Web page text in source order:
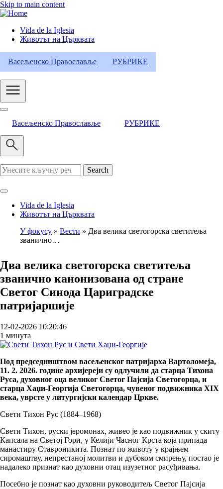
Skip to main content
Header
Category
Menu
Vida de la Iglesia
Животът на Църквата
Васељенско Православље РУБРИКЕ
Васељенско Православље РУБРИКЕ
Search
Vida de la Iglesia
Животът на Църквата
Breadcrumb
У фокусу Вести
Два велика светогорска светитеља
званично…
Два велика светогорска светитеља
званично канонизована од стране
Светог Синода Цариградске
патријаршије
12-02-2026 10:20:46
1 минута
Под председништвом васељенског патријарха Вартоломеја,
11. 2. 2026. године архијереји су одлучили да старца Тихона
Руса, духовног оца великог Светог Пајсија Светогорца, и
старца Хаџи-Георгија Светогорца, чувеног подвижника XIX
века, уврсте у литургијски календар Цркве.
Свети Тихон Рус (1884–1968)
Свети Тихон, руски јеромонах, живео је као подвижник у скиту
Капсала на Светој Гори, у Келији Часног Крста која припада
манастиру Ставроникита. Познат по животу у крајњем
сиромаштву, непрестаној молитви и дубоком смирењу, постао је
надалеко признат као духовни отац изузетног расуђивања.
Посебно је познат као духовни руководитељ Светог Пајсија